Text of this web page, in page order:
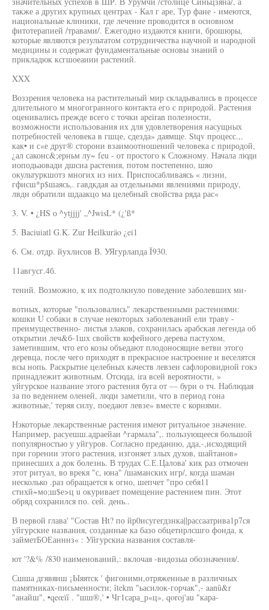
также а других крупных центрах - Кал г аре, Тур фане - имеются,
национальные клиники, где лечение проводится в основном
фитотерапией /травами/. Ежегодно издаются книги, брошюры,
которые являются результатом сотрудничества научной и народной
медицины и содержат фундаментальные основы знаний о
прикладюк ксгшоеаиии растений.
XXX
Воззрения человека на растительный мир складывались в процессе
длительного м многогранного контакта его с природой. Растения
оценивались прежде всего с точки apeiran полезности,
возможности использования их для удовлетворения насущных
потребностей человека в гшце, сдезда» даямще. Stqv процесс.,.
как• и с«е друг® сторони взаимоотношений человека с природой,
¿ал саконс&;ерньм лу~ feu - от простого к Сложному. Начала люди
иоподьаовади дшсиа растения, потом постепенно, шяо
окультуркшотз многих из них. Приспосабливаясь « лизни,
гфисш*р$шаясь,. гавдкдая аа отдельными явлениями природу,
лвдн обратили шдаакцо ма целебный свойства ряда рас«
3. V. • ¿HS о ^ytjjjj' „^JwisL* (¿'ß*
5. Baciuiatl G.K. Zur Heilkuräo ¿ei1
6. См. отдр. йухлисов В. УЯгурлапда Ï930.
11авгусг.4б.
тений. Возможно, к их подтолкнуло поведение заболевших ми-
вотных, которые "пользовались" лекарственными растениями:
кошки U собаки в случае некоторых заболеваний ели траву -
преимущественно- листья злаков, сохранилась арабская легенда об
открытии леч&б-1шх свойств кофейного дерева пастухом,
заметившим, что его козы объедают плодоносящие ветви этого
деревца, после чего приходят в прекрасное настроение и веселятся
всы нопь. Раскрытие целебных качеств левзеи сафлоровидной гокэ
принадлежит животным. Отсюда, ira всей вероятности, »
уйгурское название этого растения буга от — бури о тч. Наблюдая
за по ведением оленей, люди заметили, что в период гона
животные,' теряя силу, поедают левзе» вместе с корнями.
Нэкоторые лекарственные растения имеют ритуальное значение.
Например, расуешш.адраейаи ^гармала",. пользующееся большой
популярностью у уйгуров. Согласно преданию, дда,-,исходящий
при горении этого растения, изгоняет злых духов, шайтанов»
принесших а док болезнь. В трудах С.Е.Цалова' кик раз отмочен
этот ритуал, во врекя "с, юна" /шаманских игр/, когда шаман
несколько .раз обращается к огно, шепчет "про себя11
стихй~мо;ш$е>ц u окуривает помещение растением пин. Этот
обряд сохранился по. сей. день..
В первой глава' "Состав Ht? по йр0исугегдзнка||рассаатрива1р7ся
уйгурские названия, созданные ка базо обцетирлсшго фонда, к
займетБОЕанннз« : Уйгурскиа названия составля-
ют '?&% /830 наименований,: вклочая -видозыа обозначения/.
Сшша дгявяиш ¡Ыяятск ' фигонимн,отряженные в различных
памятниках-письменности; îtekm "ьасилок-горчак",- aanû&r
"анайш", •qeœïî . "шш®,' • Чг1сара_р«ц», qoroj'au "кара-